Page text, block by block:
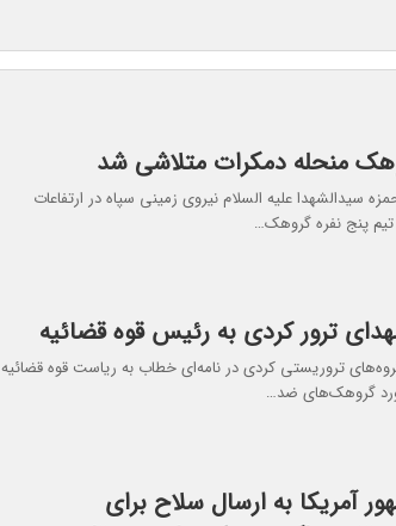
منحله دمکرات متلاشی شد
سیدالشهدا علیه السلام نیروی زمینی سپاه در ارتفاعات
پنج نفره گروهک…
ترور کردی به رئیس قوه قضائیه
تروریستی کردی در نامه‌ای خطاب به ریاست قوه قضائیه
گروهک‌های ضد…
آمریکا به ارسال سلاح برای